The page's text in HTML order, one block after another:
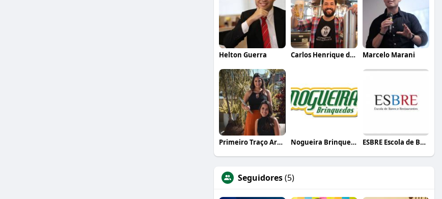
Helton Guerra Carlos Henrique de Faria Vasconcelos Marcelo Marani
Primeiro Traço Arquitetura Nogueira Brinquedos ESBRE Escola de Bares e Restaurantes
Seguidores(5)